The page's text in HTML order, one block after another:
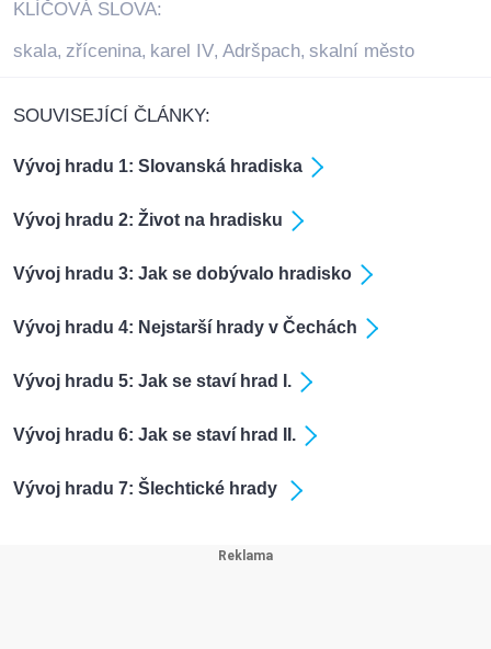
KLÍČOVÁ SLOVA:
skala, zřícenina, karel IV, Adršpach, skalní město
SOUVISEJÍCÍ ČLÁNKY:
Vývoj hradu 1: Slovanská hradiska
Vývoj hradu 2: Život na hradisku
Vývoj hradu 3: Jak se dobývalo hradisko
Vývoj hradu 4: Nejstarší hrady v Čechách
Vývoj hradu 5: Jak se staví hrad I.
Vývoj hradu 6: Jak se staví hrad II.
Vývoj hradu 7: Šlechtické hrady